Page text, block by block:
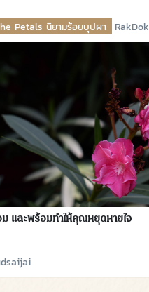
Petals นิยามร้อยบุปผา RakDok
ม และพร้อมทำให้คุณหยุดหายใจ